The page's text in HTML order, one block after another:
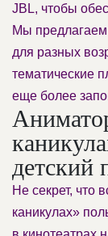
JBL, чтобы
Мы
для разных
тематические
еще более
детский
Не секрет, что
каникулах»